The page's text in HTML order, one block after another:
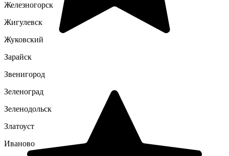
Железногорск
Жигулевск
Жуковский
Зарайск
Звенигород
Зеленоград
Зеленодольск
Златоуст
Иваново